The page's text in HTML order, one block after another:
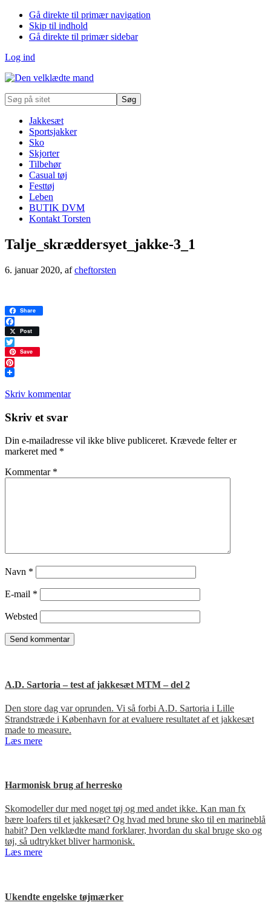
Gå direkte til primær navigation
Skip til indhold
Gå direkte til primær sidebar
Log ind
Søg
på
Jakkesæt
Sportsjakker
Sko
Skjorter
Tilbehør
Casual tøj
Festtøj
Leben
BUTIK DVM
Kontakt Torsten
Talje_skræddersyet_jakke-3_1
6. januar 2020, afcheftorsten
Share
Facebook
Post
Twitter
Save
Pinterest
Skriv kommentar
Læserinteraktioner
Skriv et svar
Din e-mailadresse vil ikke blive publiceret. Krævede felter er
markeret med *
Kommentar *
Navn *
E-mail *
Websted
A.D. Sartoria – test af jakkesæt MTM – del 2
Den store dag var oprunden. Vi så forbi A.D. Sartoria i Lille
Strandstræde i København for at evaluere resultatet af et jakkesæt
made to measure.
Læs mere
Harmonisk brug af herresko
Skomodeller dur med noget tøj og med andet ikke. Kan man fx
bære loafers til et jakkesæt? Og hvad med brune sko til en marineblå
habit? Den velklædte mand forklarer, hvordan du skal bruge sko og
tøj, så udtrykket bliver harmonisk.
Læs mere
Ukendte engelske tøjmærker